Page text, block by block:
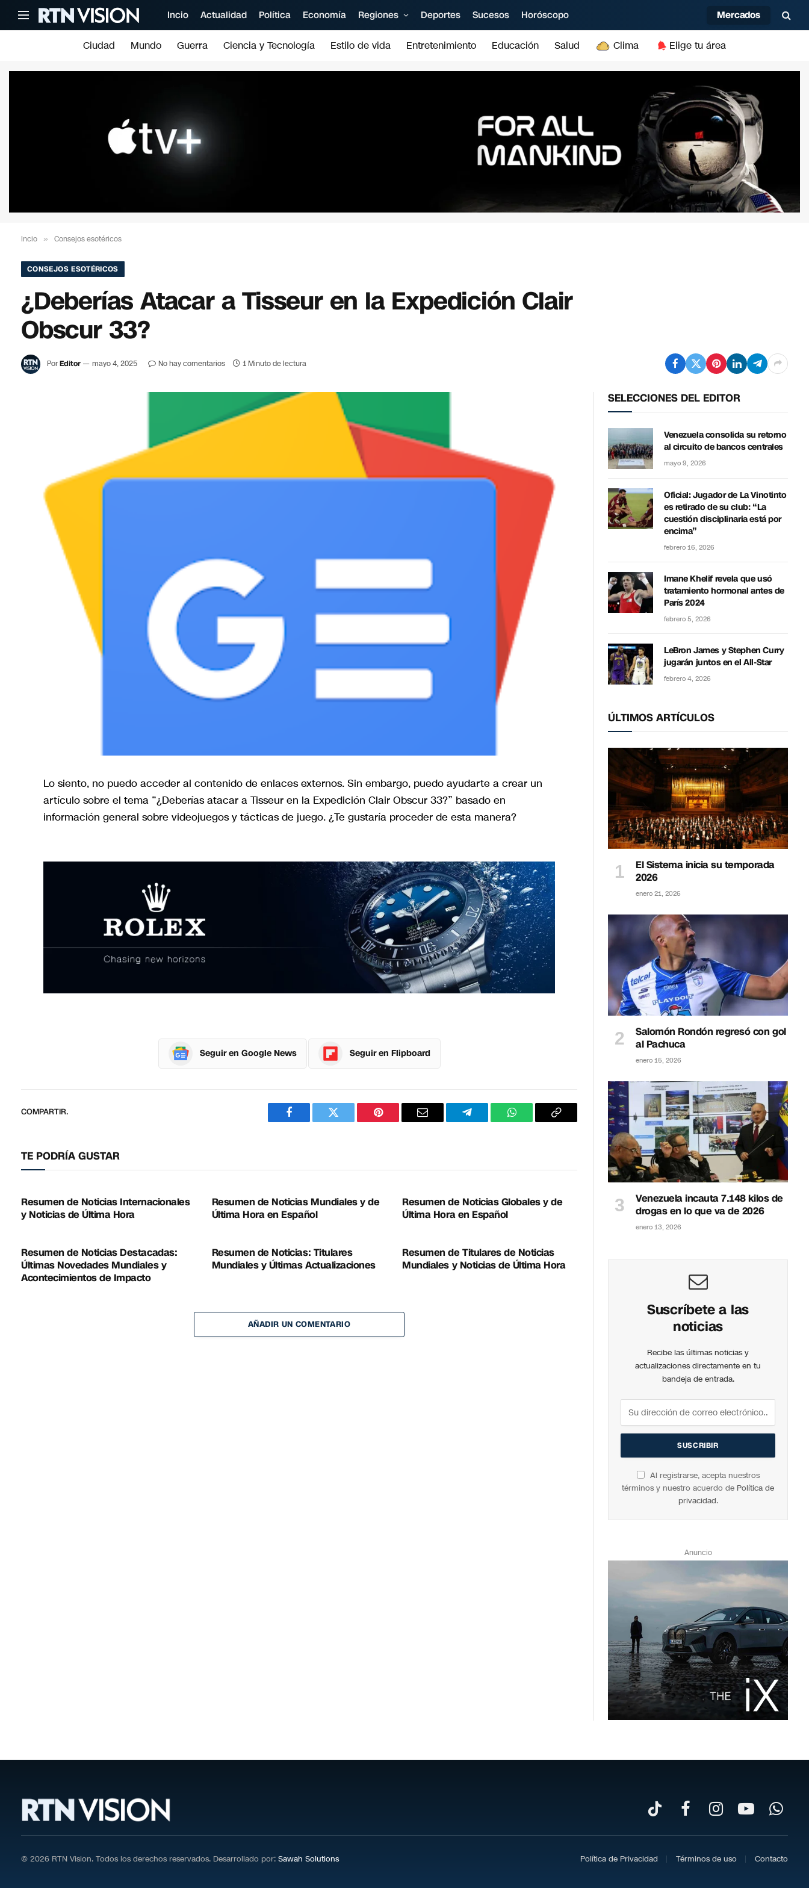
Incio Actualidad Política Economía Regiones Deportes Sucesos Horóscopo Mercados
Ciudad Mundo Guerra Ciencia y Tecnología Estilo de vida Entretenimiento Educación Salud Clima Elige tu área
Incio » Consejos esotéricos
CONSEJOS ESOTÉRICOS
¿Deberías Atacar a Tisseur en la Expedición Clair
Obscur 33?
PorEditor mayo 4, 2025 No hay comentarios 1 Minuto de lectura
Lo siento, no puedo acceder al contenido de enlaces externos. Sin embargo, puedo ayudarte a crear un
artículo sobre el tema “¿Deberías atacar a Tisseur en la Expedición Clair Obscur 33?” basado en
información general sobre videojuegos y tácticas de juego. ¿Te gustaría proceder de esta manera?
Seguir en Google News Seguir en Flipboard
COMPARTIR.
FacebookTwitter PinterestCorreo
TelegramWhatsAppCopiar
TE PODRÍA GUSTAR
Resumen de Noticias Internacionales
y Noticias de Última Hora
Resumen de Noticias Mundiales y de
Última Hora en Español
Resumen de Noticias Globales y de
Última Hora en Español
Resumen de Noticias Destacadas:
Últimas Novedades Mundiales y
Acontecimientos de Impacto
Resumen de Noticias: Titulares
Mundiales y Últimas Actualizaciones
Resumen de Titulares de Noticias
Mundiales y Noticias de Última Hora
AÑADIR UN COMENTARIO
SELECCIONES DEL EDITOR
Venezuela consolida su retorno
al circuito de bancos centrales
mayo 9, 2026
Oficial: Jugador de La Vinotinto
es retirado de su club: “La
cuestión disciplinaria está por
encima”
febrero 16, 2026
Imane Khelif revela que usó
tratamiento hormonal antes de
París 2024
febrero 5, 2026
LeBron James y Stephen Curry
jugarán juntos en el All-Star
febrero 4, 2026
ÚLTIMOS ARTÍCULOS
El Sistema inicia su temporada
2026
enero 21, 2026
Salomón Rondón regresó con gol
al Pachuca
enero 15, 2026
Venezuela incauta 7.148 kilos de
drogas en lo que va de 2026
enero 13, 2026
Suscríbete a las
noticias
Recibe las últimas noticias y
actualizaciones directamente en tu
bandeja de entrada.
Al registrarse, acepta nuestros
términos y nuestro acuerdo de Política de
privacidad.
Anuncio
TikTok FacebookInstagramYouTube
© 2026 RTN Vision. Todos los derechos reservados. Desarrollado por: Sawah Solutions Política de Privacidad Términos de uso Contacto